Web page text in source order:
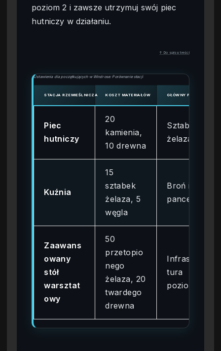
poziom 2 i zawsze utrzymuj swój piec
hutniczy w działaniu.
↑ Do spisu treści
Ustawienia dla początkujących w Windrose: Porównanie stacji
STACJA RZEMIEŚLNICZA KOSZT MATERIAŁÓW GŁÓWNY PRODUKT
Piec
hutniczy
20
kamienia,
10 drewna
Sztabki
żelaza
Kuźnia
15
sztabek
żelaza, 5
węgla
Broń i
pancerz
Zaawans
owany
stół
warsztat
owy
50
przetopio
nego
żelaza, 20
twardego
drewna
Infrastruk
tura
poziomu 2